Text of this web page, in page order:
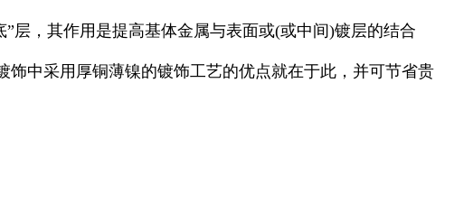
层，其作用是提高基体金属与表面或(或中间)镀层的结合
中采用厚铜薄镍的镀饰工艺的优点就在于此，并可节省贵